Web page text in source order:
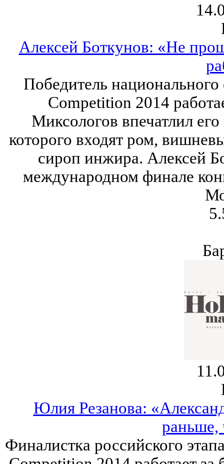
Алексей Боткунов: «Не
Победитель
Competition 2014
Миксологов впечатлил
которого входят ром,
сироп инжира. Алексей
международном финале
Юлия Резанова:
раньше,
Финалистка российского